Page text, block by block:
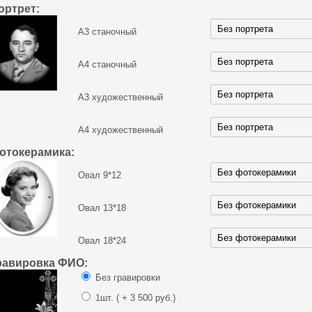
А3 станочный
А4 станочный
А3 художественный
А4 художественный
Овал 9*12
Овал 13*18
Овал 18*24
ФИО:
Без гравировки
1шт.( + 3 500 руб.)